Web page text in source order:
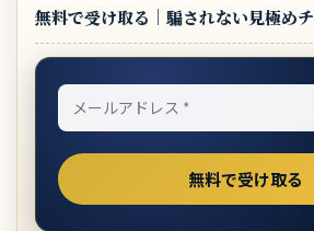
無料で受け取る｜騙されない見極め